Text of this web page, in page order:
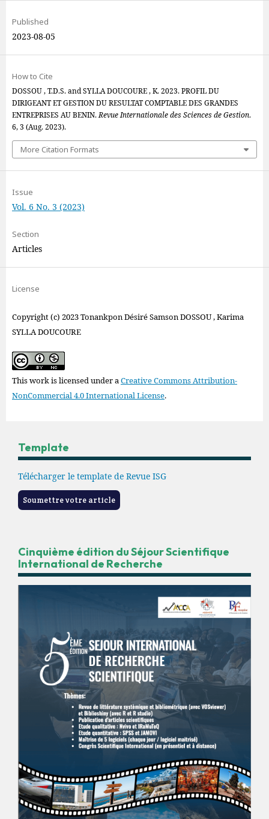
Published
2023-08-05
How to Cite
DOSSOU , T.D.S. and SYLLA DOUCOURE , K. 2023. PROFIL DU
DIRIGEANT ET GESTION DU RESULTAT COMPTABLE DES GRANDES
ENTREPRISES AU BENIN.Revue Internationale des Sciences de Gestion.
6, 3 (Aug. 2023).
More Citation Formats
Issue
Vol. 6 No. 3 (2023)
Section
Articles
License
Copyright (c) 2023 Tonankpon Désiré Samson DOSSOU , Karima
SYLLA DOUCOURE
This work is licensed under aCreative Commons Attribution-
NonCommercial 4.0 International License.
Template
Télécharger le template de Revue ISG
Soumettre votre article
Cinquième édition du Séjour Scientifique
International de Recherche